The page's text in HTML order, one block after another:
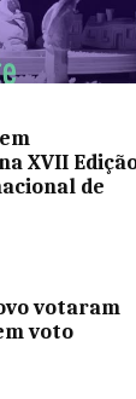
XVII
de
votaram
voto